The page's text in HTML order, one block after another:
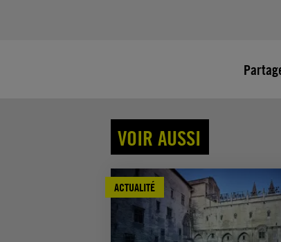
VOIR AUSSI
ACTUALITÉ